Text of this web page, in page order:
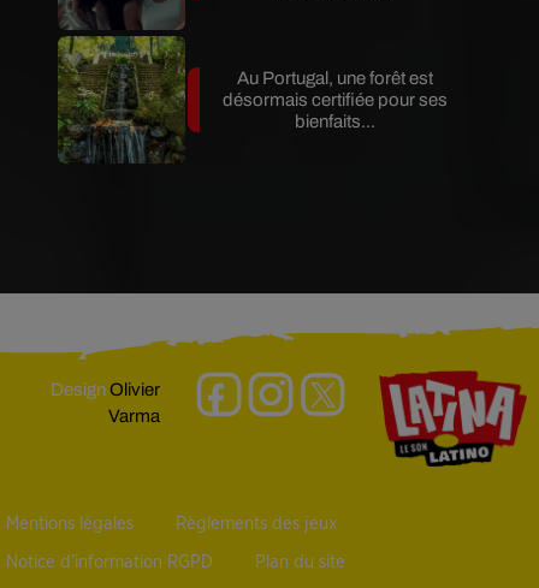
Au Portugal, une forêt est
désormais certifiée pour ses
bienfaits...
DesignOlivier
Varma
Mentions légales Règlements des jeux
Notice d’information RGPD Plan du site